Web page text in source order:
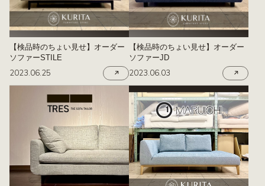
【検品時のちょい見せ】オーダー
ソファーSTILE
2023.06.25
【検品時のちょい見せ】オーダー
ソファーJD
2023.06.03